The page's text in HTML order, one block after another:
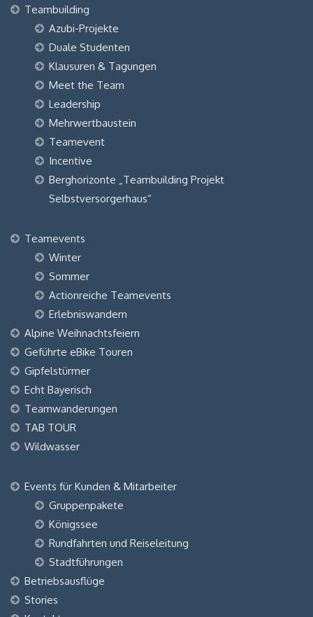
Teambuilding
Azubi-Projekte
Duale Studenten
Klausuren & Tagungen
Meet the Team
Leadership
Mehrwertbaustein
Teamevent
Incentive
Berghorizonte „Teambuilding Projekt
Selbstversorgerhaus“
Teamevents
Winter
Sommer
Actionreiche Teamevents
Erlebniswandern
Alpine Weihnachtsfeiern
Geführte eBike Touren
Gipfelstürmer
Echt Bayerisch
Teamwanderungen
TAB TOUR
Wildwasser
Events für Kunden & Mitarbeiter
Gruppenpakete
Königssee
Rundfahrten und Reiseleitung
Stadtführungen
Betriebsausflüge
Stories